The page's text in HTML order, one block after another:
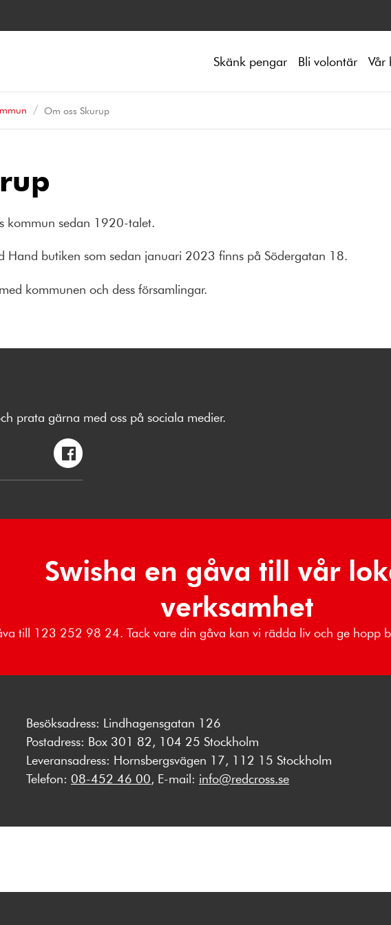
Skänk pengar Bli volontär Vår
Om oss Skurup
kommun sedan 1920-talet.
Hand butiken som sedan januari 2023 finns på Södergatan 18.
kommunen och dess församlingar.
prata gärna med oss på sociala medier.
Swisha en gåva till vår
verksamhet
till 123 252 98 24. Tack vare din gåva kan vi rädda liv och ge hopp
Besöksadress: Lindhagensgatan 126
Postadress: Box 301 82, 104 25 Stockholm
Leveransadress: Hornsbergsvägen 17, 112 15 Stockholm
Telefon: 08-452 46 00, E-mail: info@redcross.se